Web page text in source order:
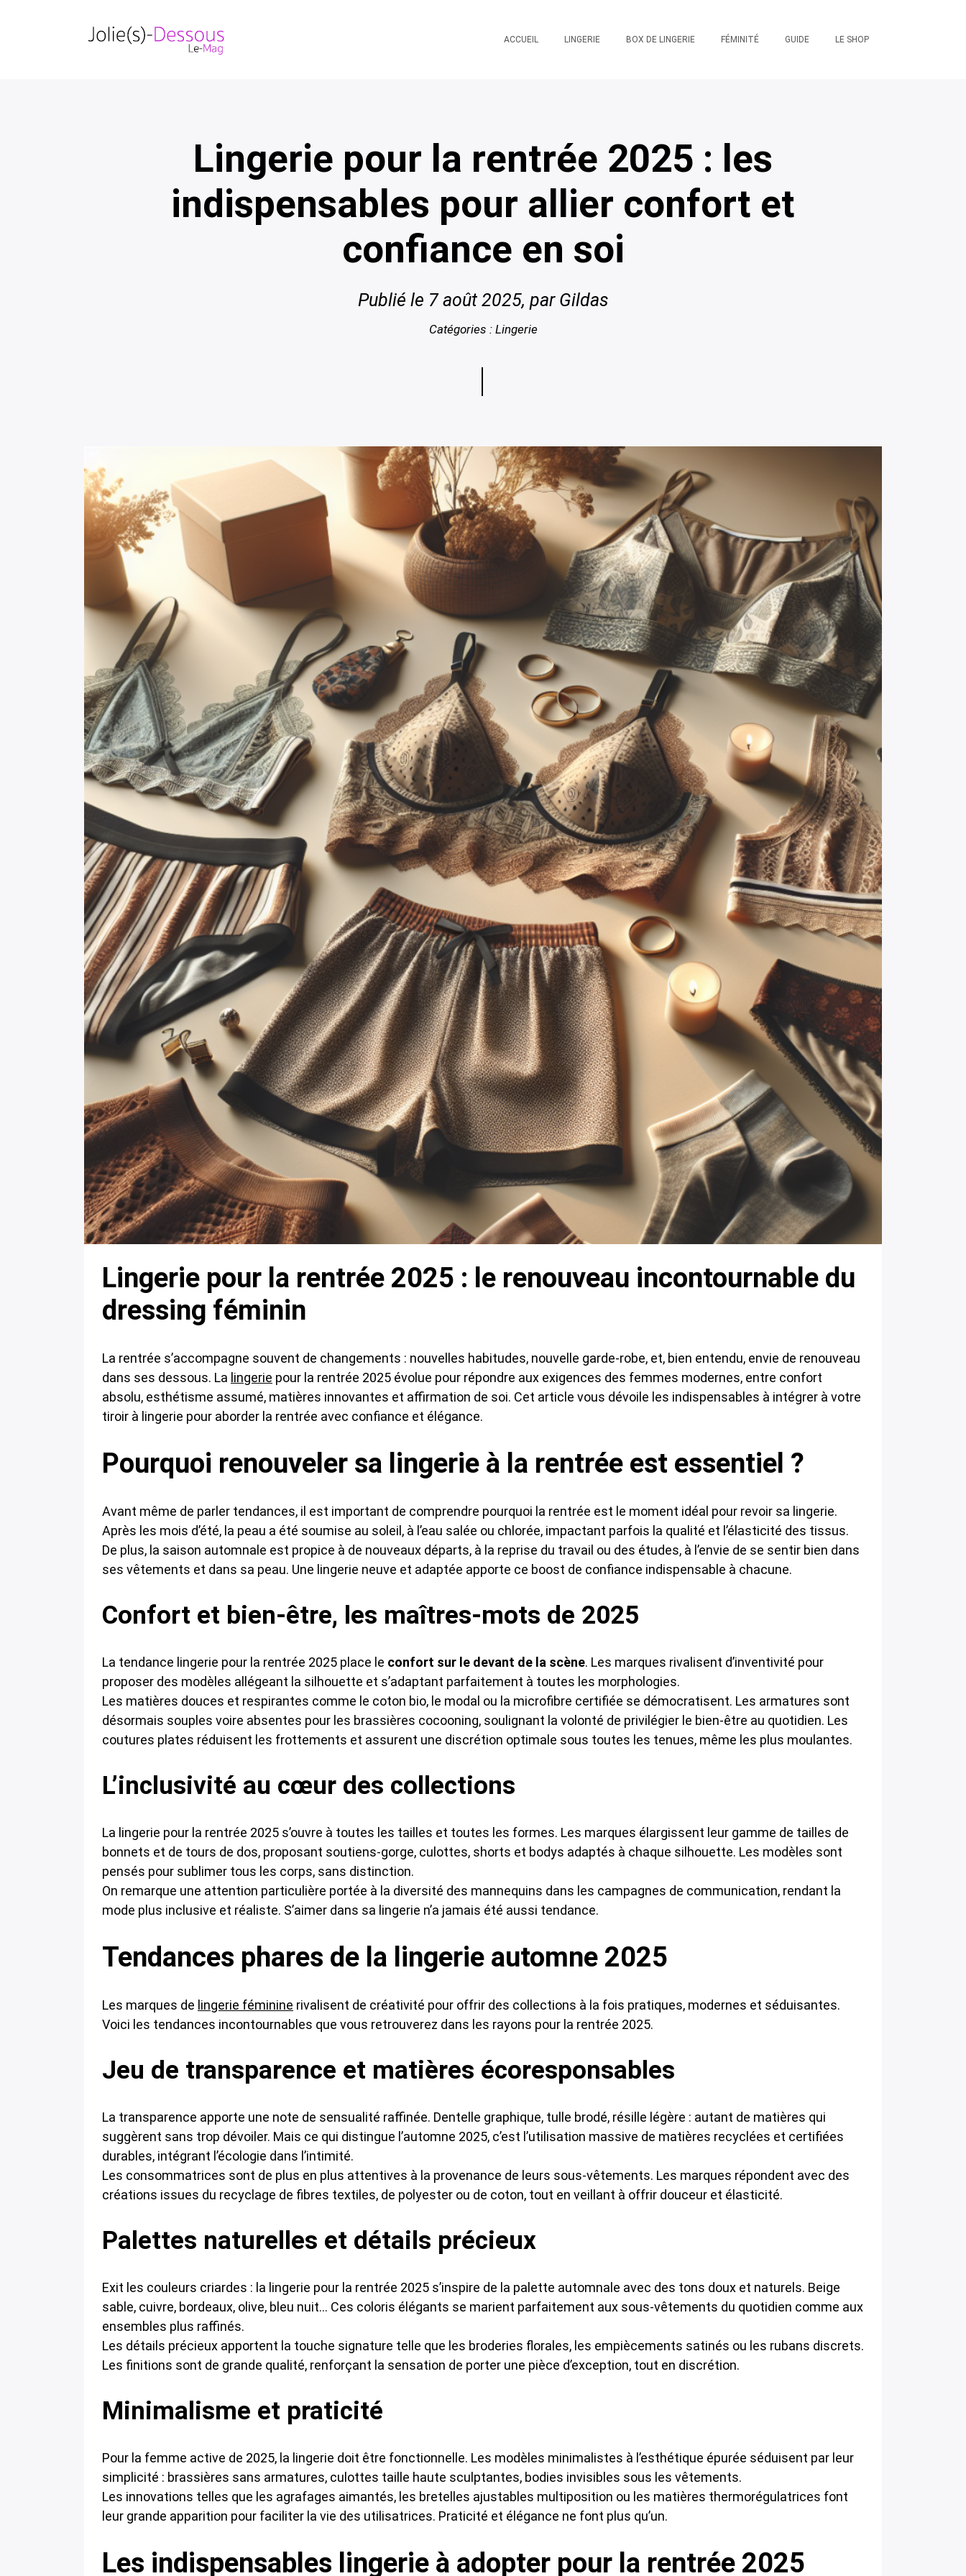
Lingerie pour la rentrée 2025 : les
indispensables pour allier confort et
confiance en soi
Publié le 7 août 2025, par Gildas
Catégories : Lingerie
Lingerie pour la rentrée 2025 : le renouveau incontournable du
dressing féminin
La rentrée s’accompagne souvent de changements : nouvelles habitudes, nouvelle garde-robe, et, bien entendu, envie de renouveau
dans ses dessous. La lingerie pour la rentrée 2025 évolue pour répondre aux exigences des femmes modernes, entre confort
absolu, esthétisme assumé, matières innovantes et affirmation de soi. Cet article vous dévoile les indispensables à intégrer à votre
tiroir à lingerie pour aborder la rentrée avec confiance et élégance.
Pourquoi renouveler sa lingerie à la rentrée est essentiel ?
Avant même de parler tendances, il est important de comprendre pourquoi la rentrée est le moment idéal pour revoir sa lingerie.
Après les mois d’été, la peau a été soumise au soleil, à l’eau salée ou chlorée, impactant parfois la qualité et l’élasticité des tissus.
De plus, la saison automnale est propice à de nouveaux départs, à la reprise du travail ou des études, à l’envie de se sentir bien dans
ses vêtements et dans sa peau. Une lingerie neuve et adaptée apporte ce boost de confiance indispensable à chacune.
Confort et bien-être, les maîtres-mots de 2025
La tendance lingerie pour la rentrée 2025 place le confort sur le devant de la scène. Les marques rivalisent d’inventivité pour
proposer des modèles allégeant la silhouette et s’adaptant parfaitement à toutes les morphologies.
Les matières douces et respirantes comme le coton bio, le modal ou la microfibre certifiée se démocratisent. Les armatures sont
désormais souples voire absentes pour les brassières cocooning, soulignant la volonté de privilégier le bien-être au quotidien. Les
coutures plates réduisent les frottements et assurent une discrétion optimale sous toutes les tenues, même les plus moulantes.
L’inclusivité au cœur des collections
La lingerie pour la rentrée 2025 s’ouvre à toutes les tailles et toutes les formes. Les marques élargissent leur gamme de tailles de
bonnets et de tours de dos, proposant soutiens-gorge, culottes, shorts et bodys adaptés à chaque silhouette. Les modèles sont
pensés pour sublimer tous les corps, sans distinction.
On remarque une attention particulière portée à la diversité des mannequins dans les campagnes de communication, rendant la
mode plus inclusive et réaliste. S’aimer dans sa lingerie n’a jamais été aussi tendance.
Tendances phares de la lingerie automne 2025
Les marques de lingerie féminine rivalisent de créativité pour offrir des collections à la fois pratiques, modernes et séduisantes.
Voici les tendances incontournables que vous retrouverez dans les rayons pour la rentrée 2025.
Jeu de transparence et matières écoresponsables
La transparence apporte une note de sensualité raffinée. Dentelle graphique, tulle brodé, résille légère : autant de matières qui
suggèrent sans trop dévoiler. Mais ce qui distingue l’automne 2025, c’est l’utilisation massive de matières recyclées et certifiées
durables, intégrant l’écologie dans l’intimité.
Les consommatrices sont de plus en plus attentives à la provenance de leurs sous-vêtements. Les marques répondent avec des
créations issues du recyclage de fibres textiles, de polyester ou de coton, tout en veillant à offrir douceur et élasticité.
Palettes naturelles et détails précieux
Exit les couleurs criardes : la lingerie pour la rentrée 2025 s’inspire de la palette automnale avec des tons doux et naturels. Beige
sable, cuivre, bordeaux, olive, bleu nuit… Ces coloris élégants se marient parfaitement aux sous-vêtements du quotidien comme aux
ensembles plus raffinés.
Les détails précieux apportent la touche signature telle que les broderies florales, les empiècements satinés ou les rubans discrets.
Les finitions sont de grande qualité, renforçant la sensation de porter une pièce d’exception, tout en discrétion.
Minimalisme et praticité
Pour la femme active de 2025, la lingerie doit être fonctionnelle. Les modèles minimalistes à l’esthétique épurée séduisent par leur
simplicité : brassières sans armatures, culottes taille haute sculptantes, bodies invisibles sous les vêtements.
Les innovations telles que les agrafages aimantés, les bretelles ajustables multiposition ou les matières thermorégulatrices font
leur grande apparition pour faciliter la vie des utilisatrices. Praticité et élégance ne font plus qu’un.
Les indispensables lingerie à adopter pour la rentrée 2025
ACCUEIL LINGERIE BOX DE LINGERIE FÉMINITÉ GUIDE LE SHOP